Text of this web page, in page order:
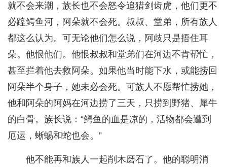
就不会来潮，族长也不会怒令追猎剑齿虎，他们更不
必蹚鳄鱼河，阿朵就不会死。叔叔、堂弟，所有族人
都这么认为。可无论他们怎么说，阿歧只是捂住耳
朵。他恨他们。他恨叔叔和堂弟们在河边不肯帮忙，
甚至拦着他去救阿朵。如果他当时能下水，或能捞回
阿朵半个身子，她未必会死。可族人不愿帮忙捞她，
他和阿朵的阿妈在河边捞了三天，只捞到野猪、犀牛
的白骨。族长说：“鳄鱼的血是凉的，活物都会遭到
厄运，蜥蜴和蛇也会。”
他不能再和族人一起削木磨石了。他的聪明消